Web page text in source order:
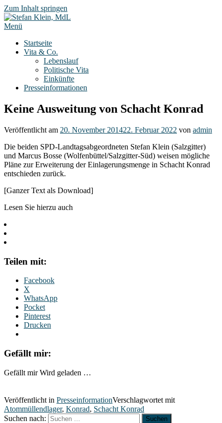
Zum Inhalt springen
Menü
Startseite
Vita & Co.
Lebenslauf
Politische Vita
Einkünfte
Presseinformationen
Keine Ausweitung von Schacht Konrad
Veröffentlicht am 20. November 201422. Februar 2022 von admin
Die beiden SPD-Landtagsabgeordneten Stefan Klein (Salzgitter)
und Marcus Bosse (Wolfenbüttel/Salzgitter-Süd) weisen mögliche
Pläne zur Erweiterung der Einlagerungsmenge in Schacht Konrad
entschieden zurück.
[Ganzer Text als Download]
Lesen Sie hierzu auch
Teilen mit:
Facebook
X
WhatsApp
Pocket
Pinterest
Drucken
Gefällt mir:
Gefällt mir Wird geladen …
Veröffentlicht in PresseinformationVerschlagwortet mit
Atommüllendlager, Konrad, Schacht Konrad
Suchen nach: